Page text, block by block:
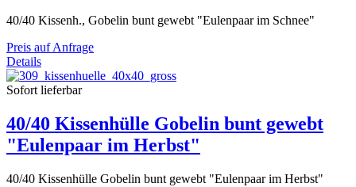
40/40 Kissenh., Gobelin bunt gewebt "Eulenpaar im Schnee"
Preis auf Anfrage
Details
Sofort lieferbar
40/40 Kissenhülle Gobelin bunt gewebt
"Eulenpaar im Herbst"
40/40 Kissenhülle Gobelin bunt gewebt "Eulenpaar im Herbst"